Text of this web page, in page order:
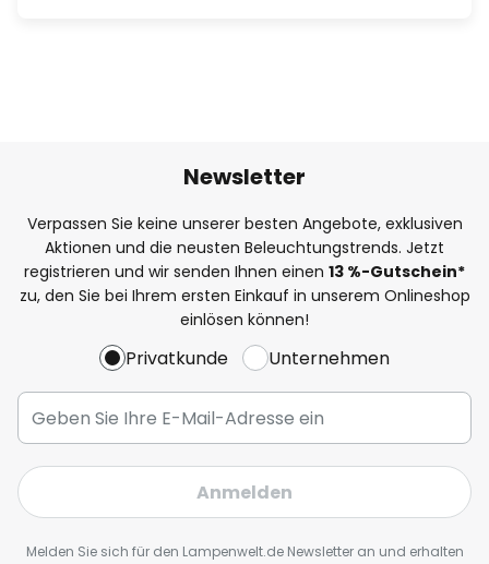
Newsletter
Verpassen Sie keine unserer besten Angebote, exklusiven
Aktionen und die neusten Beleuchtungstrends. Jetzt
registrieren und wir senden Ihnen einen 13 %-Gutschein*
zu, den Sie bei Ihrem ersten Einkauf in unserem Onlineshop
einlösen können!
Privatkunde Unternehmen
Anmelden
Melden Sie sich für den Lampenwelt.de Newsletter an und erhalten